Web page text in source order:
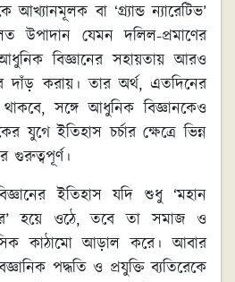
আখ্যানমূলক বা ‘গ্র্যান্ড ন্যারেটিভ’
উপাদান যেমন দলিল-প্রমাণের
বিজ্ঞানের সহায়তায় আরও
দাঁড় করায়। তার অর্থ, এতদিনের
সঙ্গে আধুনিক বিজ্ঞানকেও
ইতিহাস চর্চার ক্ষেত্রে ভিন্ন
গুরুত্বপূর্ণ।
ইতিহাস যদি শুধু ‘মহান
হয়ে ওঠে, তবে তা সমাজ ও
কাঠামো আড়াল করে। আবার
পদ্ধতি ও প্রযুক্তি ব্যতিরেকে